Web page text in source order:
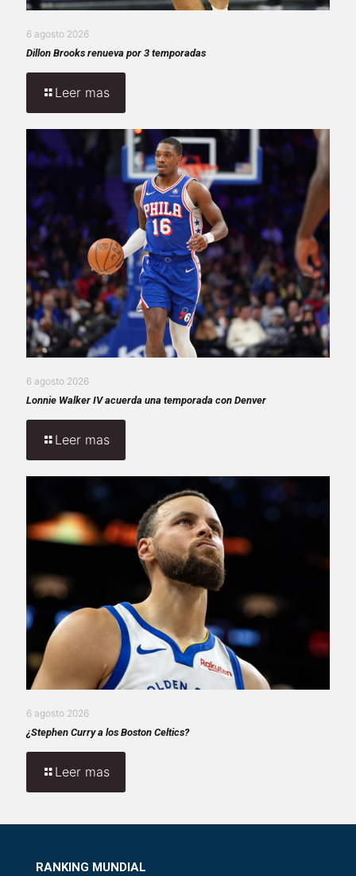
6 agosto 2026
Dillon Brooks renueva por 3 temporadas
Leer mas
6 agosto 2026
Lonnie Walker IV acuerda una temporada con Denver
Leer mas
6 agosto 2026
¿Stephen Curry a los Boston Celtics?
Leer mas
RANKING MUNDIAL